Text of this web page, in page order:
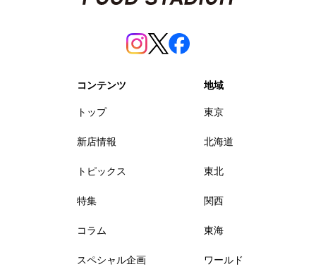
コンテンツ
トップ
新店情報
トピックス
特集
コラム
スペシャル企画
地域
東京
北海道
東北
関西
東海
ワールド